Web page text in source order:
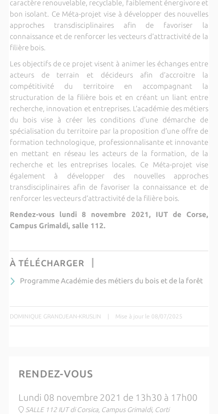
caractère renouvelable, recyclable, faiblement énergivore et
bon isolant. Ce Méta-projet vise à développer des nouvelles
approches transdisciplinaires afin de favoriser la
connaissance et de renforcer les vecteurs d’attractivité de la
filière bois.
Les objectifs de ce projet visent à animer les échanges entre
acteurs de terrain et décideurs afin d’accroitre la
compétitivité du territoire en accompagnant la
structuration de la filière bois et en créant un liant entre
recherche, innovation et entreprises. L’académie des métiers
du bois vise à créer les conditions d’une démarche de
spécialisation du territoire par la proposition d’une offre de
formation technologique, professionnalisante et innovante
en mettant en réseau les acteurs de la formation, de la
recherche et les entreprises locales. Ce Méta-projet vise
également à développer des nouvelles approches
transdisciplinaires afin de favoriser la connaissance et de
renforcer les vecteurs d’attractivité de la filière bois.
Rendez-vous lundi 8 novembre 2021, IUT de Corse,
Campus Grimaldi, salle 112.
À TÉLÉCHARGER
Programme Académie des métiers du bois et de la forêt
DOMINIQUE GRANDJEAN-KRUSLIN | Mise à jour le 08/07/2025
RENDEZ-VOUS
Lundi 08 novembre 2021 de 13h30 à 17h00
SALLE 112 IUT di Corsica, Campus Grimaldi, Corti